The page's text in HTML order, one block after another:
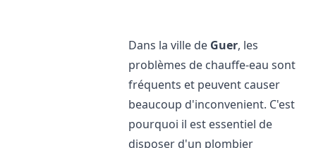
Dans la ville de Guer, les
problèmes de chauffe-eau sont
fréquents et peuvent causer
beaucoup d'inconvenient. C'est
pourquoi il est essentiel de
disposer d'un plombier